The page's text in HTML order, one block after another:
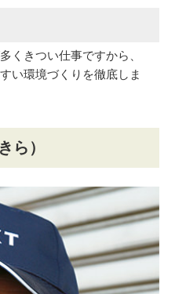
くきつい仕事ですから、
い環境づくりを徹底しま
ら）